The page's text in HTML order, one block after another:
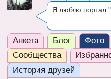
РАЗВИТИЕ
ВОПРОС-ОТВЕТ
ЧАТ
КНИГИ
Я люблю портал
Анкета Блог Фото
Сообщества
История друзей